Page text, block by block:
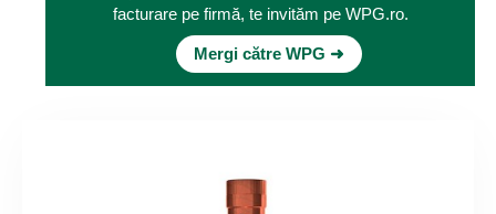
facturare pe firmă, te invităm pe WPG.ro.
Mergi către WPG ➜